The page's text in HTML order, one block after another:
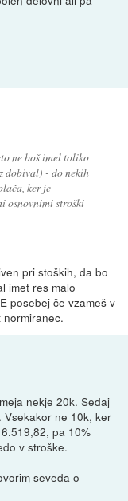
ne boš imel toliko
dobival) - do nekih
ker je
osnovnimi stroški
pri stoških, da bo
imet res malo
posebej če vzameš v
nekje 20k. Sedaj
Vsekakor ne 10k, ker
pa 10%
v stroške.
seveda o